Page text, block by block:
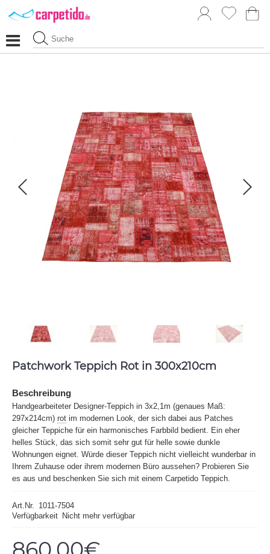
Patchwork Teppich Rot in 300x210cm
Beschreibung
Handgearbeiteter Designer-Teppich in 3x2,1m (genaues Maß:
297x214cm) rot im modernen Look, der sich dabei aus Patches
gleicher Teppiche für ein harmonisches Farbbild bedient. Ein eher
helles Stück, das sich somit sehr gut für helle sowie dunkle
Wohnungen eignet. Würde dieser Teppich nicht vielleicht wunderbar in
Ihrem Zuhause oder ihrem modernen Büro aussehen? Probieren Sie
es aus und beschenken Sie sich mit einem Carpetido Teppich.
Art.Nr.
1011-7504
Verfügbarkeit Nicht mehr verfügbar